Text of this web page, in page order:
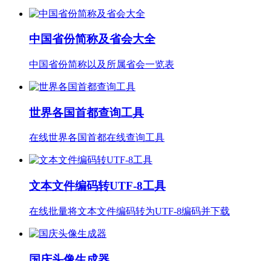
中国省份简称及省会大全
中国省份简称以及所属省会一览表
世界各国首都查询工具
在线世界各国首都在线查询工具
文本文件编码转UTF-8工具
在线批量将文本文件编码转为UTF-8编码并下载